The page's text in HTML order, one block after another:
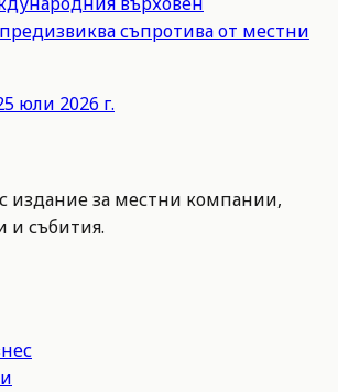
съпротива от местни
юли 2026 г.
издание за местни компании,
и събития.